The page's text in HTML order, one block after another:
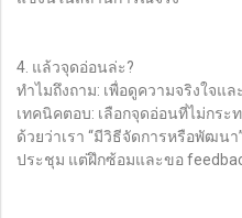
4. แล้วจุดอ่อนล่ะ?
ทำไมถึงถาม: เพื่อดูความจริงใจ
เทคนิคตอบ: เลือกจุดอ่อนที่ไม่กร
ด้วยว่าเรา “มีวิธีจัดการหรือพัฒนา
ประชุม แต่ฝึกซ้อมและขอ